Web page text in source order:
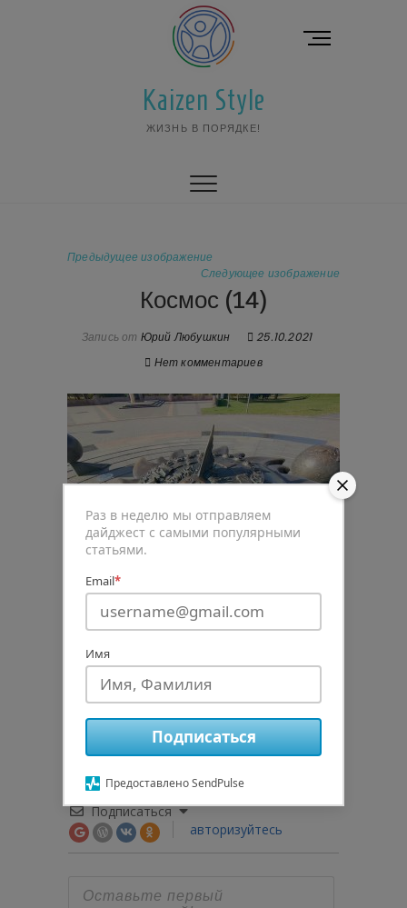
Kaizen Style
ЖИЗНЬ В ПОРЯДКЕ!
К
Предыдущее изображение
Следующее изображение
Космос (14)
Запись от Юрий Любушкин
25.10.2021
Нет комментариев
0
Подписаться
авторизуйтесь
Раз в неделю мы отправляем
дайджест с самыми популярными
статьями.
Email*
Имя
Подписаться
Предоставлено SendPulse